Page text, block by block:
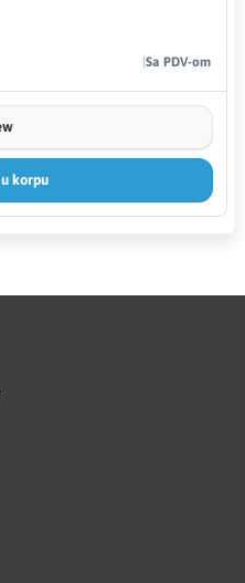
Sa PDV-om
korpu